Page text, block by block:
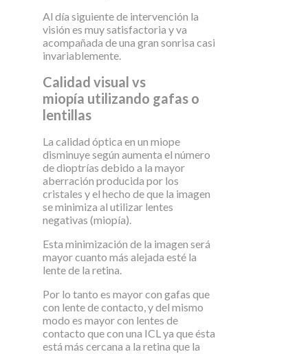
Al día siguiente de intervención la
visión es muy satisfactoria y va
acompañada de una gran sonrisa casi
invariablemente.
Calidad visual vs
miopía utilizando gafas o
lentillas
La calidad óptica en un miope
disminuye según aumenta el número
de dioptrías debido a la mayor
aberración producida por los
cristales y el hecho de que la imagen
se minimiza al utilizar lentes
negativas (miopía).
Esta minimización de la imagen será
mayor cuanto más alejada esté la
lente de la retina.
Por lo tanto es mayor con gafas que
con lente de contacto, y del mismo
modo es mayor con lentes de
contacto que con una ICL ya que ésta
está más cercana a la retina que la